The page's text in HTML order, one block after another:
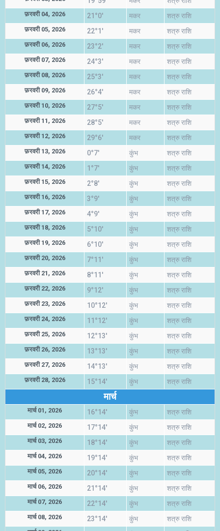
फ़रवरी 04, 2026 21°0' मकर शत्रु राशि
फ़रवरी 05, 2026 22°1' मकर शत्रु राशि
फ़रवरी 06, 2026 23°2' मकर शत्रु राशि
फ़रवरी 07, 2026 24°3' मकर शत्रु राशि
फ़रवरी 08, 2026 25°3' मकर शत्रु राशि
फ़रवरी 09, 2026 26°4' मकर शत्रु राशि
फ़रवरी 10, 2026 27°5' मकर शत्रु राशि
फ़रवरी 11, 2026 28°5' मकर शत्रु राशि
फ़रवरी 12, 2026 29°6' मकर शत्रु राशि
फ़रवरी 13, 2026 0°7' कुंभ शत्रु राशि
फ़रवरी 14, 2026 1°7' कुंभ शत्रु राशि
फ़रवरी 15, 2026 2°8' कुंभ शत्रु राशि
फ़रवरी 16, 2026 3°9' कुंभ शत्रु राशि
फ़रवरी 17, 2026 4°9' कुंभ शत्रु राशि
फ़रवरी 18, 2026 5°10' कुंभ शत्रु राशि
फ़रवरी 19, 2026 6°10' कुंभ शत्रु राशि
फ़रवरी 20, 2026 7°11' कुंभ शत्रु राशि
फ़रवरी 21, 2026 8°11' कुंभ शत्रु राशि
फ़रवरी 22, 2026 9°12' कुंभ शत्रु राशि
फ़रवरी 23, 2026 10°12' कुंभ शत्रु राशि
फ़रवरी 24, 2026 11°12' कुंभ शत्रु राशि
फ़रवरी 25, 2026 12°13' कुंभ शत्रु राशि
फ़रवरी 26, 2026 13°13' कुंभ शत्रु राशि
फ़रवरी 27, 2026 14°13' कुंभ शत्रु राशि
फ़रवरी 28, 2026 15°14' कुंभ शत्रु राशि
मार्च
मार्च 01, 2026 16°14' कुंभ शत्रु राशि
मार्च 02, 2026 17°14' कुंभ शत्रु राशि
मार्च 03, 2026 18°14' कुंभ शत्रु राशि
मार्च 04, 2026 19°14' कुंभ शत्रु राशि
मार्च 05, 2026 20°14' कुंभ शत्रु राशि
मार्च 06, 2026 21°14' कुंभ शत्रु राशि
मार्च 07, 2026 22°14' कुंभ शत्रु राशि
मार्च 08, 2026 23°14' कुंभ शत्रु राशि